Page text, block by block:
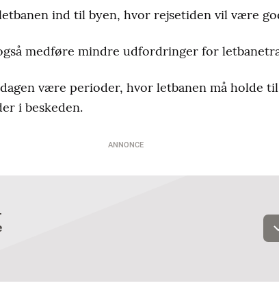
ind til byen, hvor rejsetiden vil være
medføre mindre udfordringer for
være perioder, hvor letbanen må holde
i beskeden.
ANNONCE